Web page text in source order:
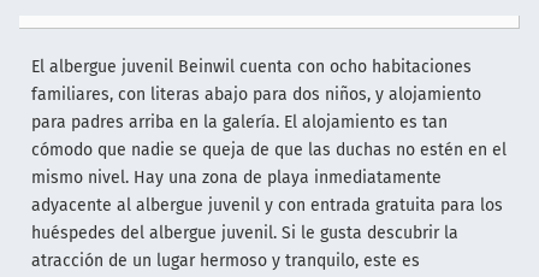
El albergue juvenil Beinwil cuenta con ocho habitaciones
familiares, con literas abajo para dos niños, y alojamiento
para padres arriba en la galería. El alojamiento es tan
cómodo que nadie se queja de que las duchas no estén en el
mismo nivel. Hay una zona de playa inmediatamente
adyacente al albergue juvenil y con entrada gratuita para los
huéspedes del albergue juvenil. Si le gusta descubrir la
atracción de un lugar hermoso y tranquilo, este es